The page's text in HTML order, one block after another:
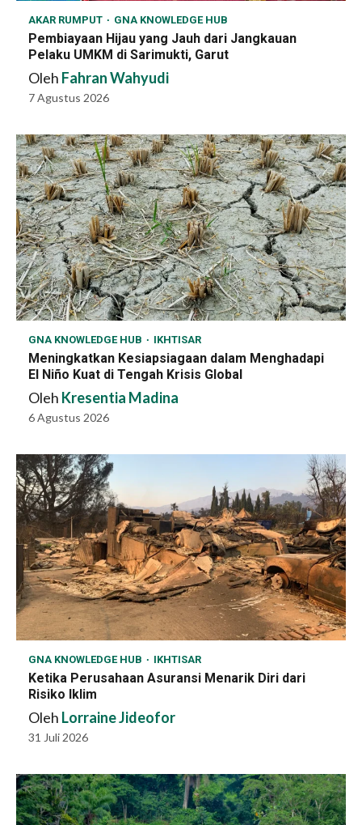
AKAR RUMPUT GNA KNOWLEDGE HUB
Pembiayaan Hijau yang Jauh dari Jangkauan
Pelaku UMKM di Sarimukti, Garut
Oleh Fahran Wahyudi
7 Agustus 2026
GNA KNOWLEDGE HUB IKHTISAR
Meningkatkan Kesiapsiagaan dalam Menghadapi
El Niño Kuat di Tengah Krisis Global
Oleh Kresentia Madina
6 Agustus 2026
GNA KNOWLEDGE HUB IKHTISAR
Ketika Perusahaan Asuransi Menarik Diri dari
Risiko Iklim
Oleh Lorraine Jideofor
31 Juli 2026